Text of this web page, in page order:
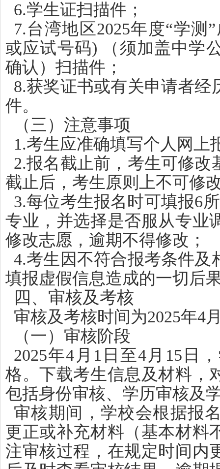
6.学生证扫描件；
7.台湾地区2025年度“学测
或应试号码) （须加盖中学
确认）扫描件；
8.获奖证书或有关申请者
件。
（三）注意事项
1.考生应准确填写个人网上
2.报名截止前，考生可修
截止后，考生原则上不可修
3.每位考生报名时可填报6
专业，并选择是否服从专业
修改志愿，逾期不得修改；
4.考生因不符合报考条件
填报虚假信息造成的一切后
四、审核及考核
审核及考核时间为2025年4
（一）审核阶段
2025年4月1日至4月15日
格。下载考生信息及材料，
包括身份审核、学历审核及
审核期间，学校会根据报
更正或补充材料（基本材料
注审核过程，在规定时间内